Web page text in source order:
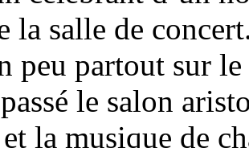
la salle de
peu partout sur
le salon
la musique de